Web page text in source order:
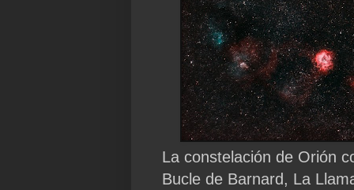
La constelación de Orión
Bucle de Barnard, La